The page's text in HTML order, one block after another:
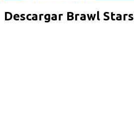
Descargar Brawl Stars